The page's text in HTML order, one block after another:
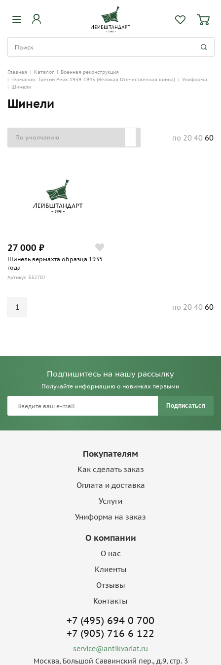
Главная | Каталог | Военная реконструкция
| Германия: Третий Рейх 1939-1945 (Великая Отечественная война) | Униформа
| Шинели
Шинели
по 20 40 60
27 000 ₽
Шинель вермахта образца 1935
года
Артикул 332707
1 по 20 40 60
Подпишитесь на нашу рассылку
Получайте информацию о новинках первыми
Подписаться
Покупателям
Как сделать заказ
Оплата и доставка
Услуги
Униформа на заказ
О компании
О нас
Клиенты
Отзывы
Контакты
+7 (495) 694 0 700
+7 (905) 716 6 122
service@antikvariat.ru
Москва, Большой Саввинский пер., д.9, стр. 3